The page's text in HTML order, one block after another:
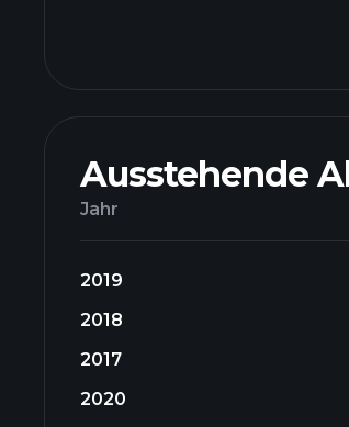
Ausstehende
Jahr
2019
2018
2017
2020